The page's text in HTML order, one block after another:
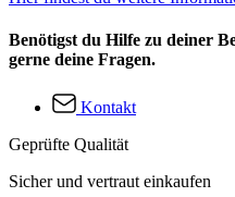
Benötigst du Hilfe zu deiner
gerne deine Fragen.
Kontakt
Geprüfte Qualität
Sicher und vertraut einkaufen